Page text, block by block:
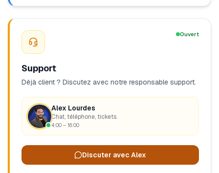
Ouvert
Support
Déjà client ? Discutez avec notre responsable support.
Alex Lourdes
Chat, téléphone, tickets.
4:00 – 16:00
Discuter avec Alex